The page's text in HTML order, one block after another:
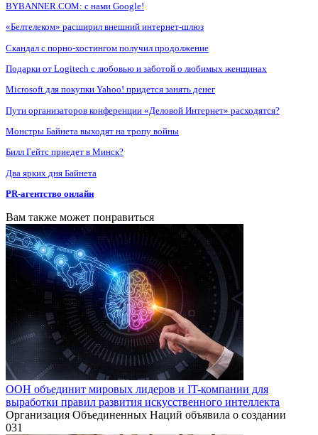
BYBANNER.COM: c нами Google!
«Белтелеком» расширил внешний интернет-шлюз
Скандал с порно-хостингом получил продолжение
Подарки от Logitech с любовью и заботой о любимых женщинах
Microsoft для покупки Yahoo! придется занять денег
Пути организаторов конференции «Деловой Интернет» расходятся?
Монстры Байнета выходят на тропу войны
Билл Гейтс приедет в Минск?
Два ярких дня Байнета
PR-агентство онлайн
Вам также может понравиться
ООН объединит мировых лидеров и IT-компании для
выработки правил развития искусственного интеллекта
Организация Объединенных Наций объявила о создании
031